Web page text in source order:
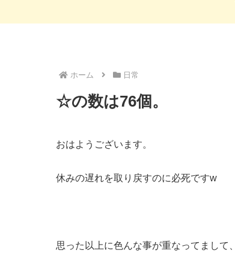
ホーム 日常
☆の数は76個。
おはようございます。
休みの遅れを取り戻すのに必死ですw
思った以上に色んな事が重なってまして、